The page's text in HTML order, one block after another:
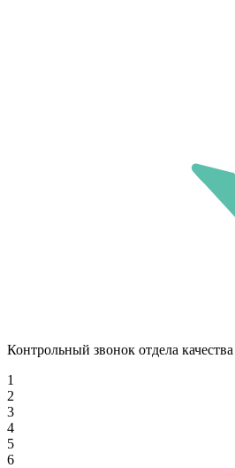
Контрольный звонок отдела качества
1
2
3
4
5
6